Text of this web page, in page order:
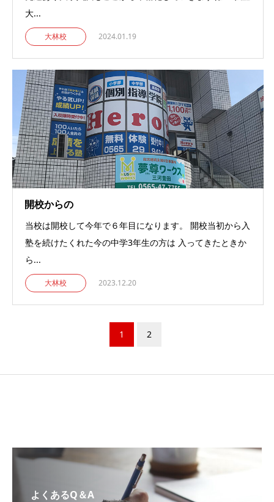
大...
大林校 2024.01.19
開校からの
当校は開校して今年で６年目になります。 開校当初から入
塾を続けたくれた今の中学3年生の方は 入ってきたときか
ら...
大林校 2023.12.20
1 2
よくあるQ＆A